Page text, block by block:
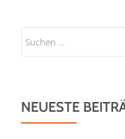
NEUESTE